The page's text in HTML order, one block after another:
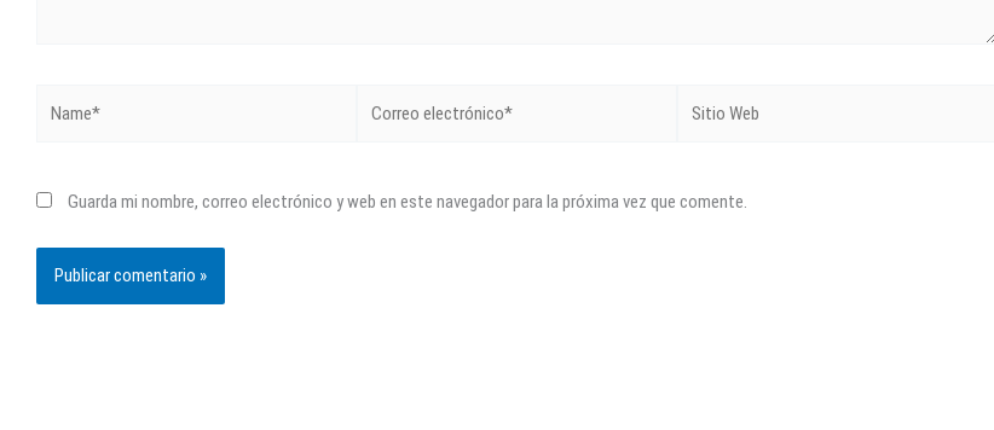
electrónico*
Web
Guarda mi nombre, correo electrónico y web en este navegador para la próxima vez que comente.